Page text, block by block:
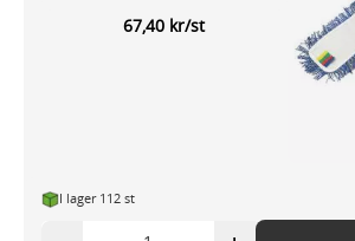
67,40 kr/st
I lager 112 st